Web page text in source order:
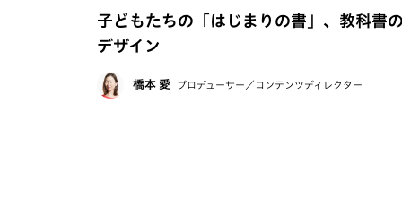
子どもたちの「はじまりの書」、教科書
デザイン
橋本 愛 プロデューサー／コンテンツディレクター